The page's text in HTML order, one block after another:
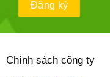
Chính sách công ty